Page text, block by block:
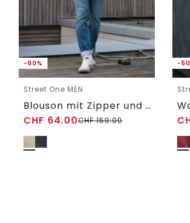
-60%
Street One MEN
Blouson mit Zipper und Taschen
CHF 64.00CHF159.00
-